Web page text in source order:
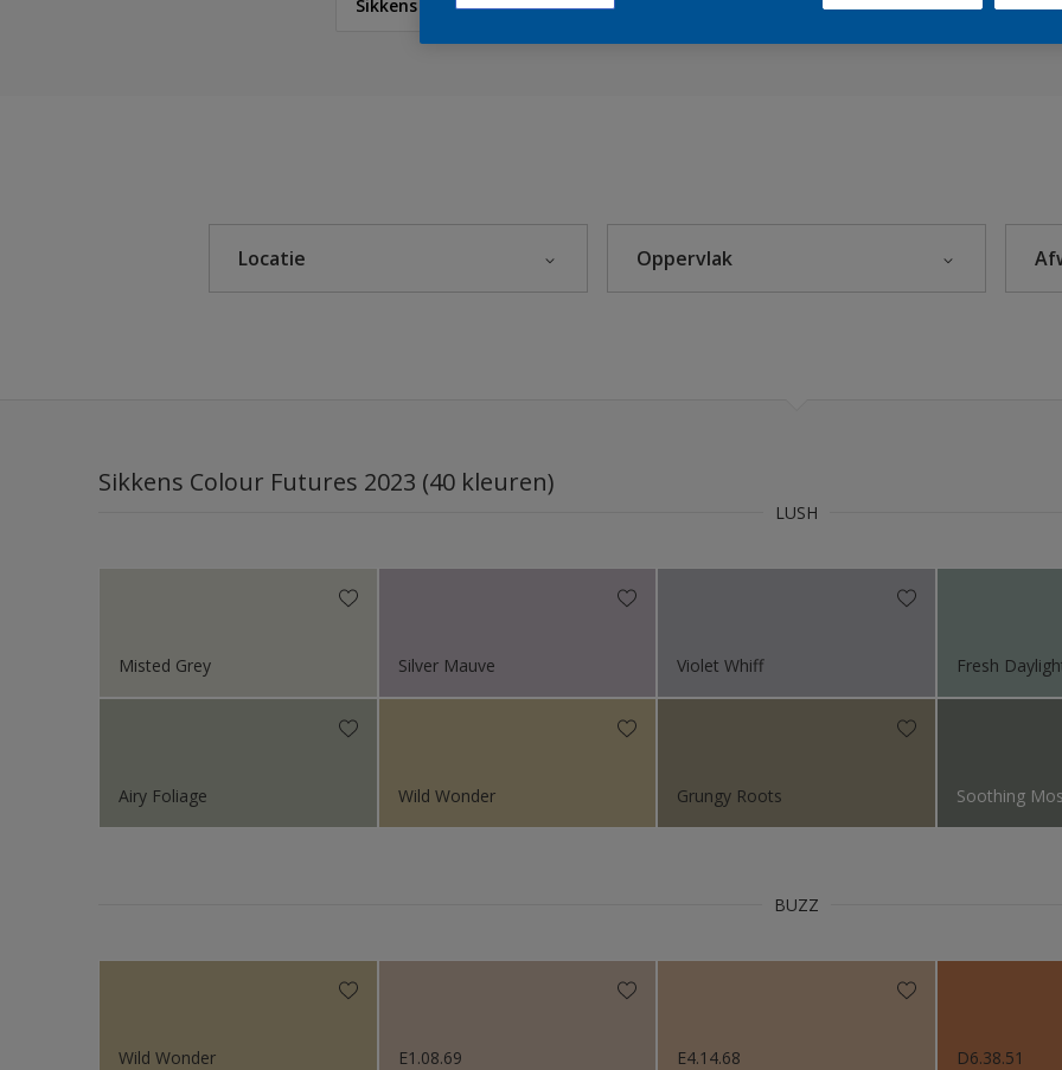
Sikkens Colour Futures 2023
Sikkens Authentieke Kleuren
Sikkens Kleurselectie Grijzen
Sikkens Gezondheidszorg
Sikkens Erkende Kleuren (Painters)
Sikkens Colour Futures 2024
Colour Futures 2020
Locatie Oppervlak
Sikkens Colour Futures 2023 (40 kleuren)
LUSH
Misted Grey Silver Mauve Violet Whiff Fresh
Airy Foliage Wild Wonder Grungy Roots Soothing
BUZZ
Wild Wonder E1.08.69 E4.14.68 D6.38.51